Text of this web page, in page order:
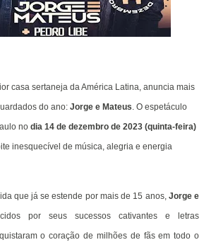
casa sertaneja da América Latina, anuncia mais
do ano: Jorge e Mateus. O espetáculo
no dia 14 de dezembro de 2023 (quinta-feira)
inesquecível de música, alegria e energia
que já se estende por mais de 15 anos, Jorge e
por seus sucessos cativantes e letras
o coração de milhões de fãs em todo o